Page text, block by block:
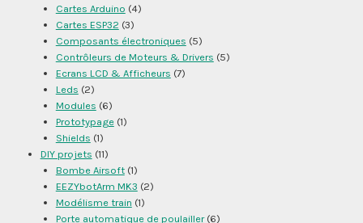
Cartes Arduino (4)
Cartes ESP32 (3)
Composants électroniques (5)
Contrôleurs de Moteurs & Drivers (5)
Ecrans LCD & Afficheurs (7)
Leds (2)
Modules (6)
Prototypage(1)
Shields (1)
DIY projets (11)
Bombe Airsoft(1)
EEZYbotArm MK3 (2)
Modélisme train (1)
Porte automatique de poulailler(6)